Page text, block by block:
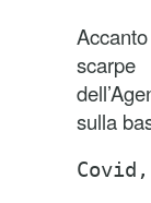
scarpe
sulla